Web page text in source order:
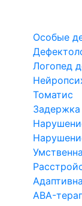
Особые
Логопед
Томатис
Задержка
ABA-